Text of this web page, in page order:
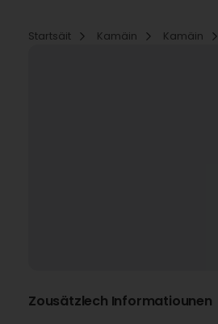
Startsäit
Kamäin Kamäin
Zousätzlech Informatiounen